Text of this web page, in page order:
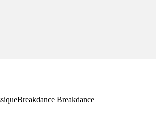
Breakdance Breakdance